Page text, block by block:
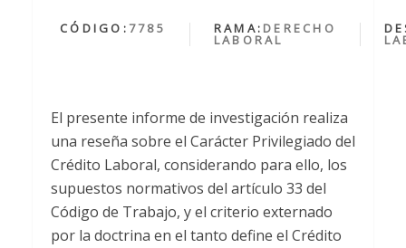
CÓDIGO: 7785 RAMA: DERECHO
LABORAL
El presente informe de investigación realiza
una reseña sobre el Carácter Privilegiado del
Crédito Laboral, considerando para ello, los
supuestos normativos del artículo 33 del
Código de Trabajo, y el criterio externado
por la doctrina en el tanto define el Crédito